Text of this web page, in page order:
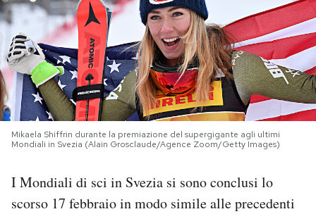
PODCAST
NEWSLETTER
I MIEI PREFERITI
SHOP
Mikaela Shiffrin durante la premiazione del supergigante agli ultimi
Mondiali in Svezia (Alain Grosclaude/Agence Zoom/Getty Images)
I Mondiali di sci in Svezia si sono conclusi lo
scorso 17 febbraio in modo simile alle precedenti